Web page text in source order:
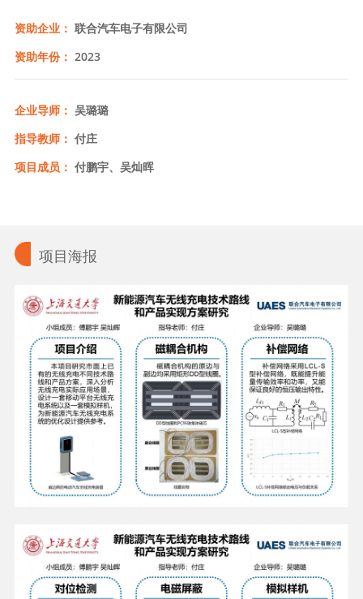
资助企业： 联合汽车电子有限公司
资助年份： 2023
企业导师： 吴璐璐
指导教师： 付庄
项目成员： 付鹏宇、吴灿晖
项目海报